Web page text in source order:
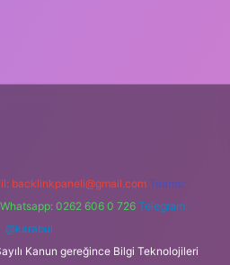
backlinkpaneli@gmail.com Teams:
Whatsapp: 0262 606 0 726 Telegram:
@karabul
Kanun gereğince Bilgi Teknolojileri